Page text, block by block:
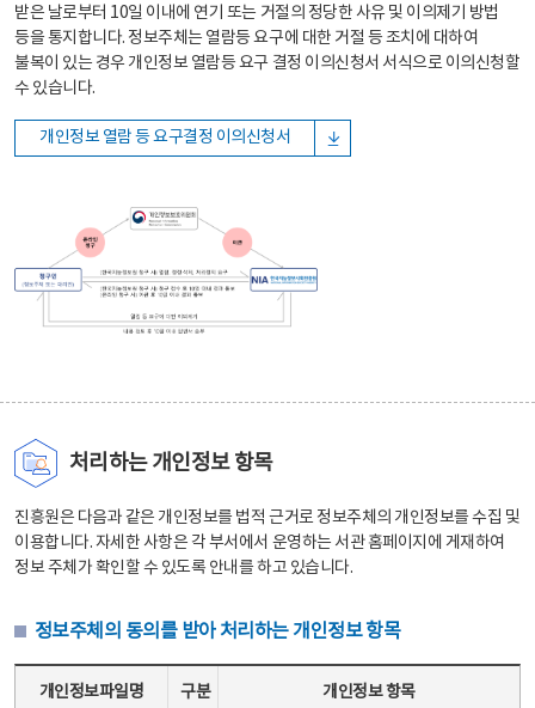
받은 날로부터 10일 이내에 연기 또는 거절의 정당한 사유 및 이의제기 방법
등을 통지합니다. 정보주체는 열람등 요구에 대한 거절 등 조치에 대하여
불복이 있는 경우 개인정보 열람등 요구 결정 이의신청서 서식으로 이의신청할
수 있습니다.
개인정보 열람 등 요구결정 이의신청서
처리하는 개인정보 항목
진흥원은 다음과 같은 개인정보를 법적 근거로 정보주체의 개인정보를 수집 및
이용합니다. 자세한 사항은 각 부서에서 운영하는 서관 홈페이지에 게재하여
정보 주체가 확인할 수 있도록 안내를 하고 있습니다.
정보주체의 동의를 받아 처리하는 개인정보 항목
개인정보파일명 구분 개인정보 항목